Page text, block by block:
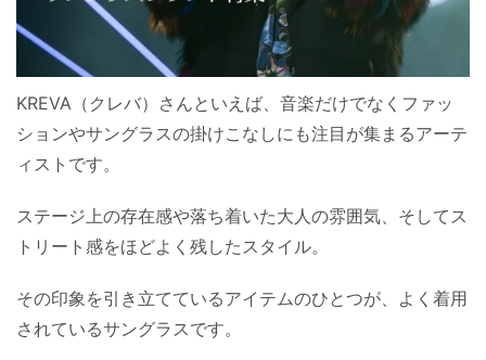
KREVA（クレバ）さんといえば、音楽だけでなくファッ
ションやサングラスの掛けこなしにも注目が集まるアーテ
ィストです。
ステージ上の存在感や落ち着いた大人の雰囲気、そしてス
トリート感をほどよく残したスタイル。
その印象を引き立てているアイテムのひとつが、よく着用
されているサングラスです。